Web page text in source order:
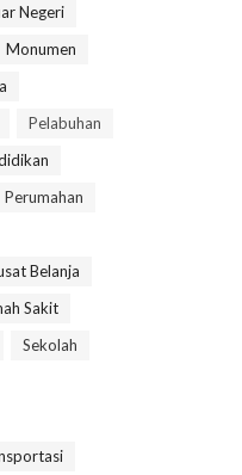
Negeri
Monumen
Pelabuhan
Perumahan
Belanja
Sakit
Sekolah